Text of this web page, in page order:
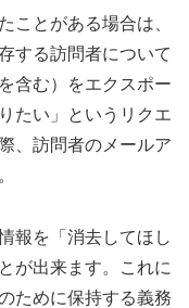
ことがある場合は、
する訪問者について
含む）をエクスポー
たい」というリクエ
、訪問者のメールア
報を「消去してほし
が出来ます。これに
ために保持する義務